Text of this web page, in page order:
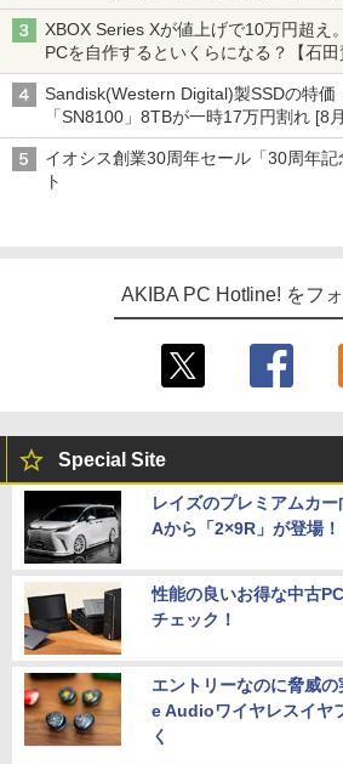
XBOX Series Xが値上げで10万円超え
PCを自作するといくらになる？【石
ーム』】
Sandisk(Western Digital)製SSDの特価
「SN8100」8TBが一時17万円割れ [8
イオシス創業30周年セール「30周年
ト
AKIBA PC Hotline! をフ
Special Site
レイズのプレミアムカ
Aから「2×9R」が登場！
性能の良いお得な中古
チェック！
エントリーなのに脅威
e Audioワイヤレスイヤ
く